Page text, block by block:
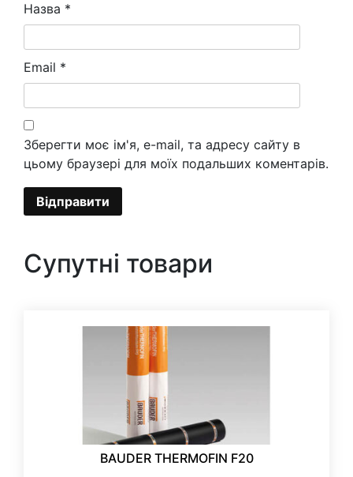
Назва *
Email *
Зберегти моє ім'я, e-mail, та адресу сайту в
цьому браузері для моїх подальших коментарів.
Супутні товари
BAUDER THERMOFIN F20